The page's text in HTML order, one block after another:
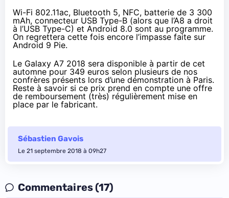
Wi-Fi 802.11ac, Bluetooth 5, NFC, batterie de 3 300
mAh, connecteur USB Type-B (alors que l’A8 a droit
à l’USB Type-C) et Android 8.0 sont au programme.
On regrettera cette fois encore l’impasse faite sur
Android 9 Pie.
Le Galaxy A7 2018 sera disponible à partir de cet
automne pour 349 euros selon plusieurs de nos
confrères présents lors d’une démonstration à Paris.
Reste à savoir si ce prix prend en compte une offre
de remboursement (très) régulièrement mise en
place par le fabricant.
Sébastien Gavois
Le 21 septembre 2018 à 09h27
Commentaires (17)